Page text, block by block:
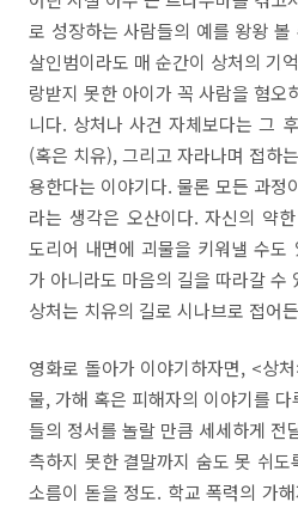
로 성장하는 사람들의 예를 왕왕
살인범이라도 매 순간이 상처의 기
랑받지 못한 아이가 꼭 사람을 혐오
니다. 상처나 사건 자체보다는 그
(혹은 치유), 그리고 자라나며 접하
용한다는 이야기다. 물론 모든 과정
라는 생각은 오산이다. 자신의 약
도리어 내면에 괴물을 키워낼 수도
가 아니라도 마음의 길을 따라갈 수
상처는 치유의 길로 시나브로 접어
영화로 돌아가 이야기하자면, <상
물, 가해 혹은 피해자의 이야기를
들의 정서를 놀랄 만큼 세세하게 전
측하지 못한 결말까지 숨도 못 쉬
소름이 돋을 정도. 학교 폭력의 가